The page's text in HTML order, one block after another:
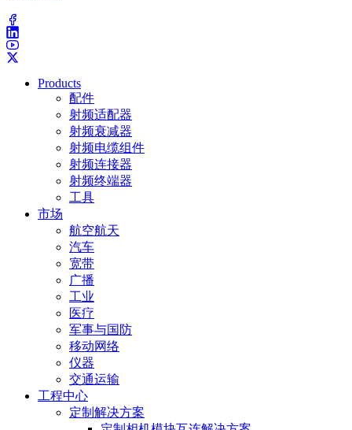
Products
配件
射频适配器
射频衰减器
射频电缆组件
射频连接器
射频终端器
工具
市场
航空航天
汽车
宽带
广播
工业
医疗
军事与国防
移动网络
仪器
交通运输
工程中心
定制解决方案